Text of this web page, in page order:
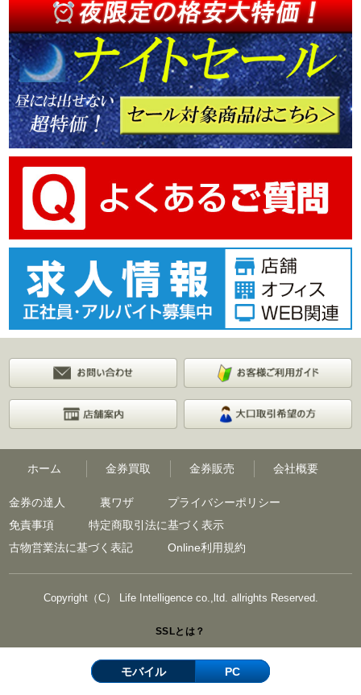
ホーム 金券買取 金券販売 会社概要
金券の達人 裏ワザ
プライバシーポリシー
免責事項
特定商取引法に基づく表示
古物営業法に基づく表記
Online利用規約
Copyright（C） Life Intelligence co.,ltd. allrights Reserved.
SSLとは？
モバイル PC